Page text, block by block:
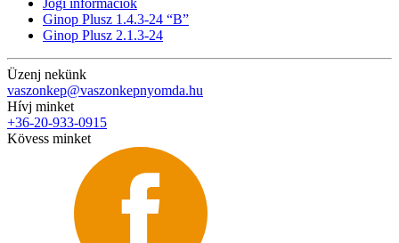
Jogi információk
Ginop Plusz 1.4.3-24 “B”
Ginop Plusz 2.1.3-24
Üzenj nekünk
vaszonkep@vaszonkepnyomda.hu
Hívj minket
+36-20-933-0915
Kövess minket